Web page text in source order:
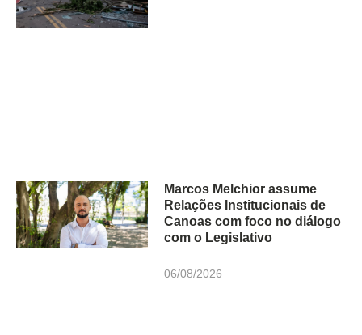
Marcos Melchior assume
Relações Institucionais de
Canoas com foco no diálogo
com o Legislativo
06/08/2026